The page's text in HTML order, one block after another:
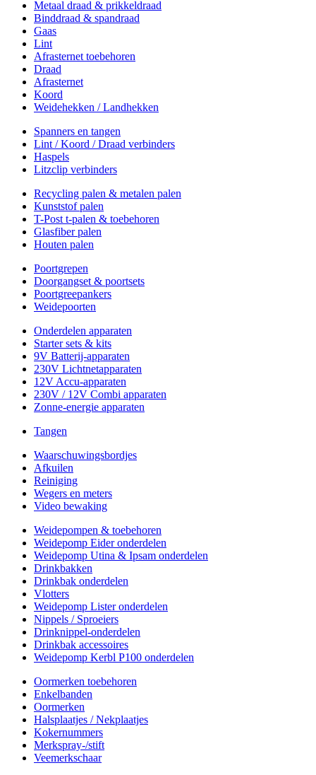
Metaal draad & prikkeldraad
Binddraad & spandraad
Gaas
Lint
Afrasternet toebehoren
Draad
Afrasternet
Koord
Weidehekken / Landhekken
Spanners en tangen
Lint / Koord / Draad verbinders
Haspels
Litzclip verbinders
Recycling palen & metalen palen
Kunststof palen
T-Post t-palen & toebehoren
Glasfiber palen
Houten palen
Poortgrepen
Doorgangset & poortsets
Poortgreepankers
Weidepoorten
Onderdelen apparaten
Starter sets & kits
9V Batterij-apparaten
230V Lichtnetapparaten
12V Accu-apparaten
230V / 12V Combi apparaten
Zonne-energie apparaten
Tangen
Waarschuwingsbordjes
Afkuilen
Reiniging
Wegers en meters
Video bewaking
Weidepompen & toebehoren
Weidepomp Eider onderdelen
Weidepomp Utina & Ipsam onderdelen
Drinkbakken
Drinkbak onderdelen
Vlotters
Weidepomp Lister onderdelen
Nippels / Sproeiers
Drinknippel-onderdelen
Drinkbak accessoires
Weidepomp Kerbl P100 onderdelen
Oormerken toebehoren
Enkelbanden
Oormerken
Halsplaatjes / Nekplaatjes
Kokernummers
Merkspray-/stift
Veemerkschaar